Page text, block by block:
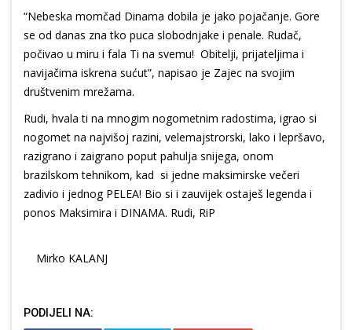
“Nebeska momčad Dinama dobila je jako pojačanje. Gore
se od danas zna tko puca slobodnjake i penale. Rudač,
počivao u miru i fala Ti na svemu! Obitelji, prijateljima i
navijačima iskrena sućut”, napisao je Zajec na svojim
društvenim mrežama.
Rudi, hvala ti na mnogim nogometnim radostima, igrao si
nogomet na najvišoj razini, velemajstrorski, lako i lepršavo,
razigrano i zaigrano poput pahulja snijega, onom
brazilskom tehnikom, kad si jedne maksimirske večeri
zadivio i jednog PELEA! Bio si i zauvijek ostaješ legenda i
ponos Maksimira i DINAMA. Rudi, RiP
Mirko KALANJ
PODIJELI NA: